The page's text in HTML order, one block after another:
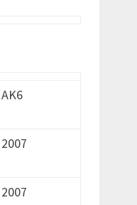
AK6
2007
2007